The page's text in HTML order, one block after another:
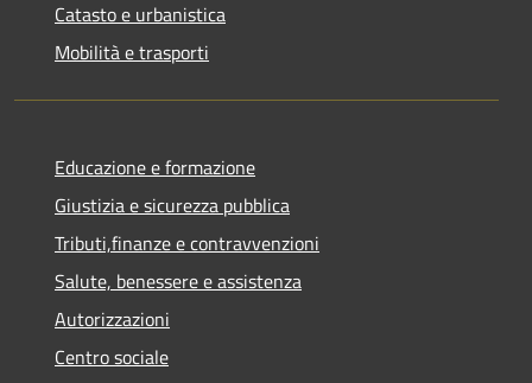
Catasto e urbanistica
Mobilità e trasporti
Educazione e formazione
Giustizia e sicurezza pubblica
Tributi,finanze e contravvenzioni
Salute, benessere e assistenza
Autorizzazioni
Centro sociale